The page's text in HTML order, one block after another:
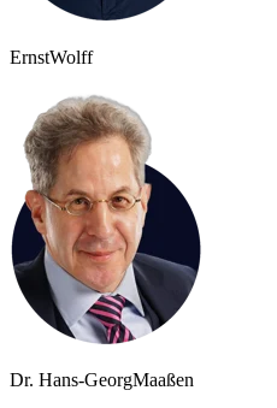
ErnstWolff
Dr. Hans-GeorgMaaßen